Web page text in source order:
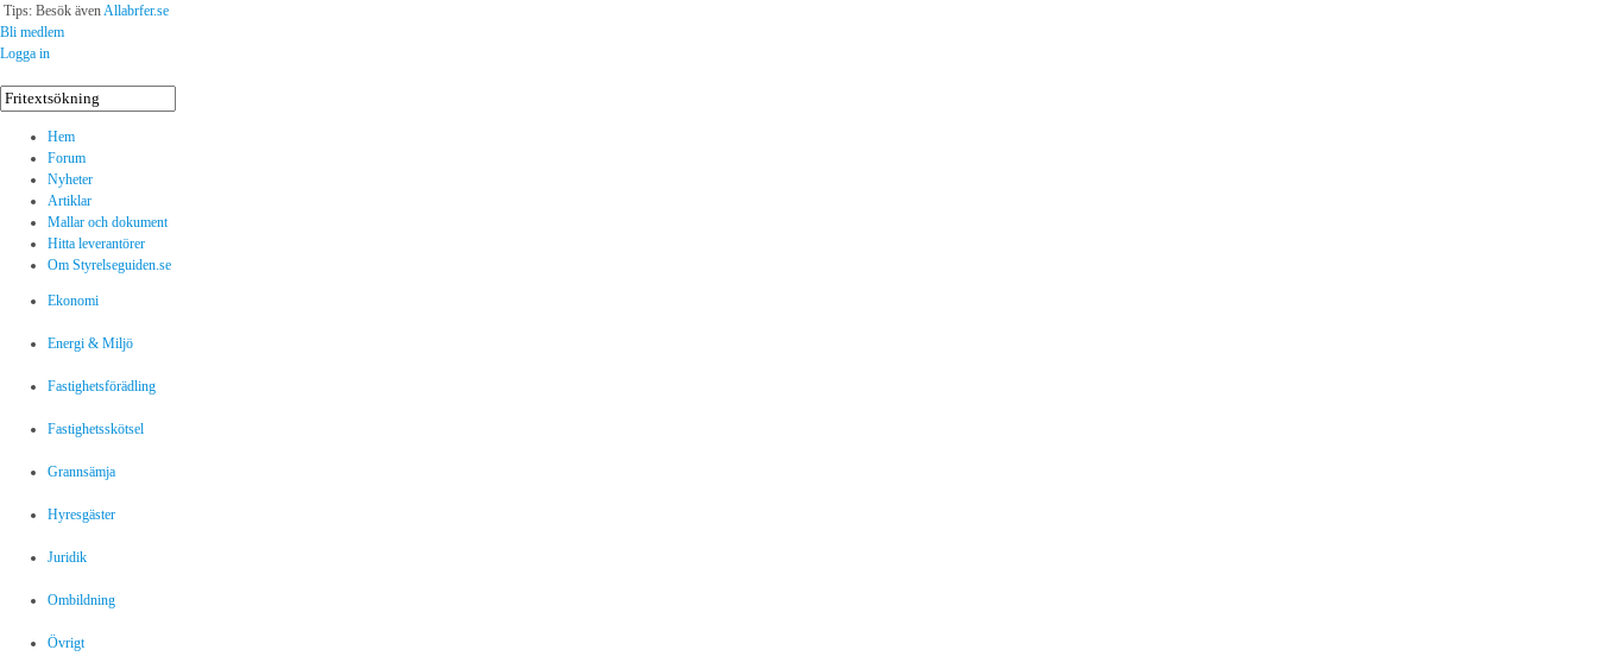
Tips: Besök ävenAllabrfer.se
Bli medlem
Logga in
Hem
Forum
Nyheter
Artiklar
Mallar och dokument
Hitta leverantörer
Om Styrelseguiden.se
Ekonomi
Energi & Miljö
Fastighetsförädling
Fastighetsskötsel
Grannsämja
Hyresgäster
Juridik
Ombildning
Övrigt